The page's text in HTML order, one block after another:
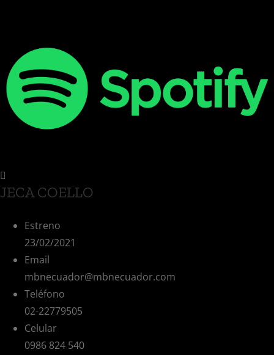
JECA COELLO
Estreno
23/02/2021
Email
mbnecuador@mbnecuador.com
Teléfono
02-22779505
Celular
0986 824 540